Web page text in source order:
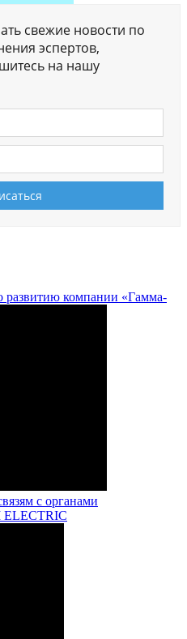
свежие новости по
эспертов,
на нашу
развитию компании «Гамма-
с органами
ELECTRIC